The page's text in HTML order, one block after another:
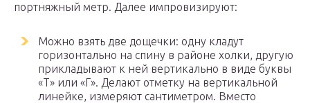
портняжный метр. Далее импровизируют:
Можно взять две дощечки: одну кладут
горизонтально на спину в районе холки, другую
прикладывают к ней вертикально в виде буквы
«Т» или «Г». Делают отметку на вертикальной
линейке, измеряют сантиметром. Вместо